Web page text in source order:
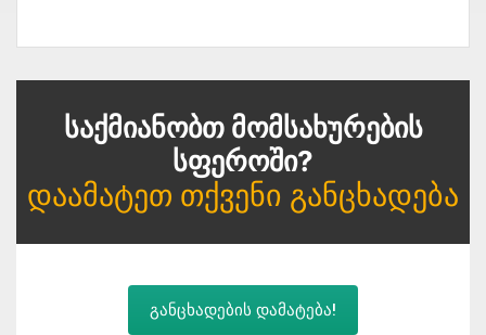
Საქმიანობთ Მომსახურების
Სფეროში?
Დაამატეთ Თქვენი Განცხადება
განცხადების დამატება!